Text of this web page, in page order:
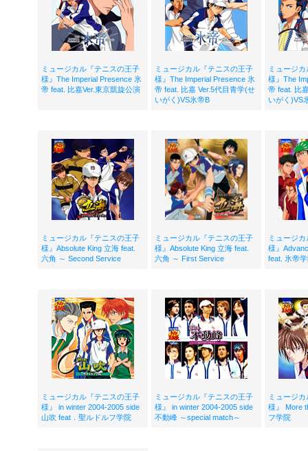
ミュージカル『テニスの王子
様』The Imperial Presence 氷
帝 feat. 比嘉Ver.東京凱旋公演
ミュージカル『テニスの王子
様』The Imperial Presence 氷
帝 feat. 比嘉 Ver.5代目青学(せ
いがく)VS氷帝B
ミュージ
様』The
帝 feat. 比
いがく)VS
ミュージカル『テニスの王子
様』Absolute King 立海 feat.
六角 ～ Second Service
ミュージカル『テニスの王子
様』Absolute King 立海 feat.
六角 ～ First Service
ミュージ
様』
feat. 氷帝
ミュージカル『テニスの王子
様』 in winter 2004-2005 side
山吹 feat．聖ルドルフ学院
ミュージカル『テニスの王子
様』 in winter 2004-2005 side
不動峰 ～special match～
ミュージ
様』 More
フ学院